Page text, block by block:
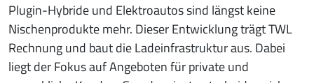
Plugin-Hybride und Elektroautos sind längst keine
Nischenprodukte mehr. Dieser Entwicklung trägt TWL
Rechnung und baut die Ladeinfrastruktur aus. Dabei
liegt der Fokus auf Angeboten für private und